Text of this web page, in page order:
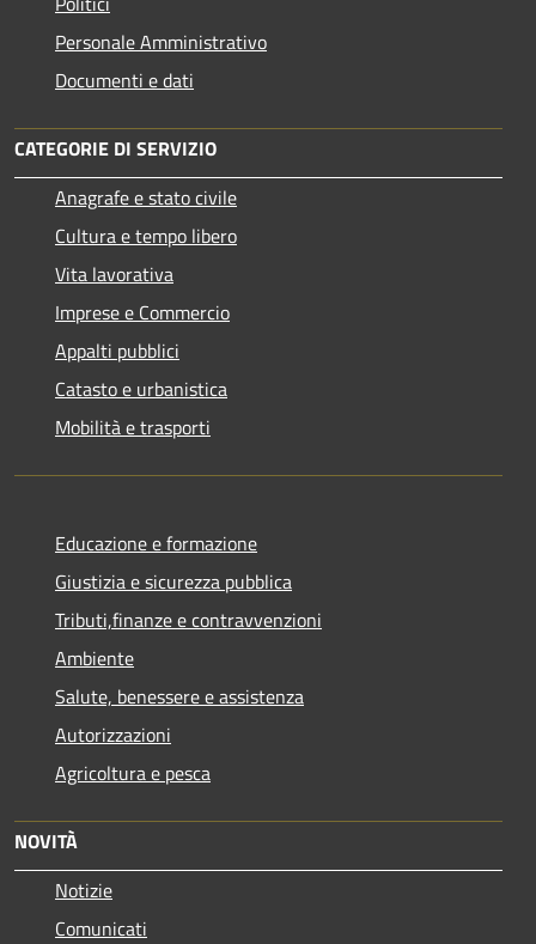
Personale Amministrativo
Documenti e dati
CATEGORIE DI SERVIZIO
Anagrafe e stato civile
Cultura e tempo libero
Vita lavorativa
Imprese e Commercio
Appalti pubblici
Catasto e urbanistica
Mobilità e trasporti
Educazione e formazione
Giustizia e sicurezza pubblica
Tributi,finanze e contravvenzioni
Ambiente
Salute, benessere e assistenza
Autorizzazioni
Agricoltura e pesca
NOVITÀ
Notizie
Comunicati